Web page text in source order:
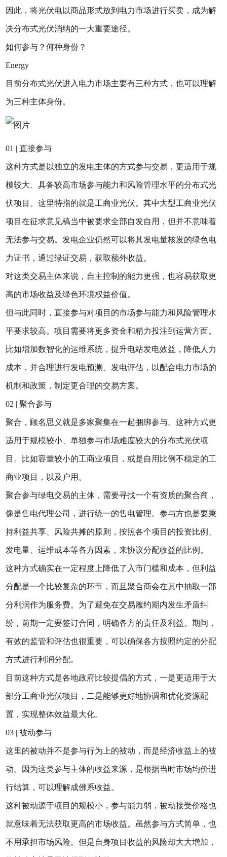
因此，将光伏电以商品形式放到电力市场进行买卖，成为解
决分布式光伏消纳的一大重要途径。
如何参与？何种身份？
Energy
目前分布式光伏进入电力市场主要有三种方式，也可以理解
为三种主体身份。
01 | 直接参与
这种方式是以独立的发电主体的方式参与交易，更适用于规
模较大、具备较高市场参与能力和风险管理水平的分布式光
伏项目。这里特指的就是工商业光伏。其中大型工商业光伏
项目在征求意见稿当中被要求全部自发自用，但并不意味着
无法参与交易。发电企业仍然可以将其发电量核发的绿色电
力证书，通过绿证交易，获取额外收益。
对这类交易主体来说，自主控制的能力更强，也容易获取更
高的市场收益及绿色环境权益价值。
但与此同时，直接参与对项目的市场参与能力和风险管理水
平要求较高。项目需要将更多资金和精力投注到运营方面。
比如增加数智化的运维系统，提升电站发电效益，降低人力
成本，并合理进行发电预测、发电评估，以配合电力市场的
机制和政策，制定更合理的交易方案。
02 | 聚合参与
聚合，顾名思义就是多家聚集在一起捆绑参与。这种方式更
适用于规模较小、单独参与市场难度较大的分布式光伏项
目。比如容量较小的工商业项目，或是自用比例不稳定的工
商业项目，以及户用。
聚合参与绿电交易的主体，需要寻找一个有资质的聚合商，
像是售电代理公司，进行统一的售电管理。参与方也是要秉
持利益共享、风险共摊的原则，按照各个项目的投资比例、
发电量、运维成本等各方因素，来协议分配收益的比例。
这种方式确实在一定程度上降低了入市门槛和成本，但利益
分配是一个比较复杂的环节，而且聚合商会在其中抽取一部
分利润作为服务费。为了避免在交易履约期内发生矛盾纠
纷，前期一定要签订合同，明确各方的责任及利益。期间，
有效的监管和评估也很重要，可以确保各方按照约定的分配
方式进行利润分配。
目前这种方式是各地政府比较提倡的方式，一是更适用于大
部分工商业光伏项目，二是能够更好地协调和优化资源配
置，实现整体效益最大化。
03 | 被动参与
这里的被动并不是参与行为上的被动，而是经济收益上的被
动。因为这类参与主体的收益来源，是根据当时市场均价进
行结算，可以理解成佛系收益。
这种被动源于项目的规模小，参与能力弱，被动接受价格也
就意味着无法获取更高的市场收益。虽然参与方式简单，也
不用承担市场风险。但是自身项目收益的风险却大大增加，